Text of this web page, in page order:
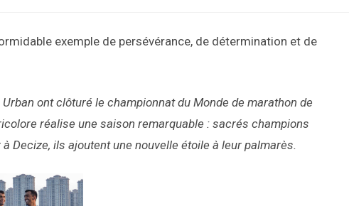
exemple de persévérance, de détermination et de
ont clôturé le championnat du Monde de marathon de
réalise une saison remarquable : sacrés champions
à Decize, ils ajoutent une nouvelle étoile à leur palmarès.